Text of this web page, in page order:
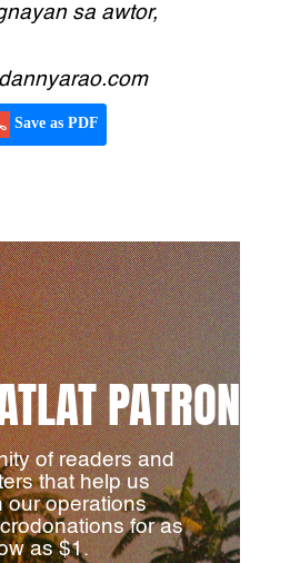
sa awtor,
Save as PDF
PATRON
of readers and
that help us
our operations
for as
as $1.